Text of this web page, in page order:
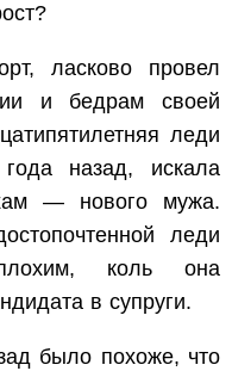
ласково провел
и бедрам своей
леди
назад, искала
— нового мужа.
леди
коль она
в супруги.
было похоже, что